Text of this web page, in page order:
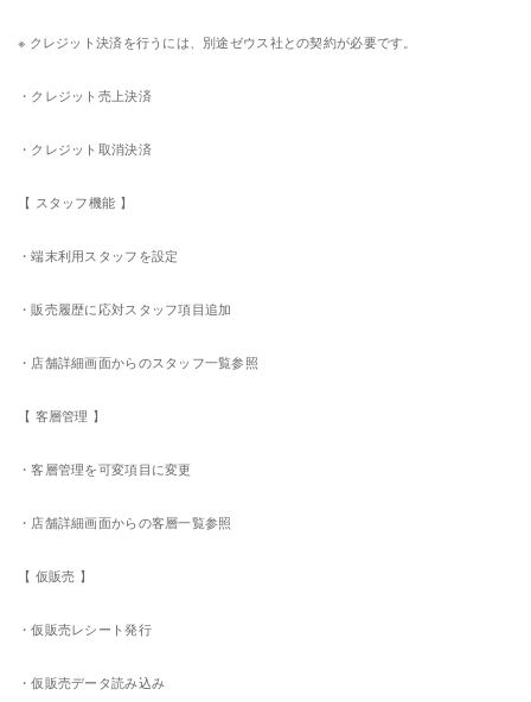
※ クレジット決済を行うには、別途ゼウス社との契約が必要です。
・クレジット売上決済
・クレジット取消決済
【 スタッフ機能 】
・端末利用スタッフを設定
・販売履歴に応対スタッフ項目追加
・店舗詳細画面からのスタッフ一覧参照
【 客層管理 】
・客層管理を可変項目に変更
・店舗詳細画面からの客層一覧参照
【 仮販売 】
・仮販売レシート発行
・仮販売データ読み込み